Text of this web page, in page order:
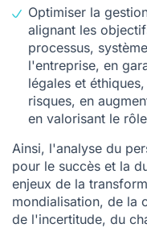
Optimiser la
alignant les
processus,
l'entreprise, en
légales et
risques, en
en valorisant le
Ainsi, l'analyse du
pour le succès et la
enjeux de la
mondialisation, de la
de l'incertitude, du